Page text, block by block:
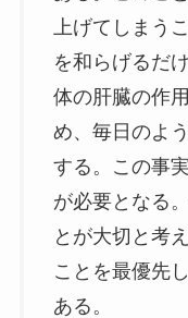
上げてしまう
を和らげるだ
体の肝臓の作
め、毎日のよ
する。この事
が必要となる
とが大切と考
ことを最優先
ある。